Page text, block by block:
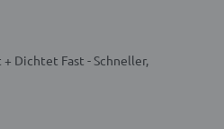
Dichtet Fast - Schneller,